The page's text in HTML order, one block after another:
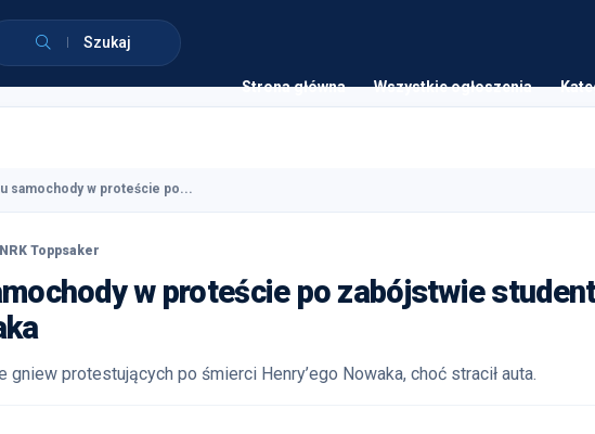
Szukaj
Strona główna Wszystkie ogłoszenia
samochody w proteście po...
Toppsaker
w proteście po zabójstwie
protestujących po śmierci Henry’ego Nowaka, choć stracił auta.